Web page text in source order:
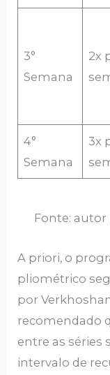
3°
Semana
2x
4°
Semana
3x
Fonte: autor
A priori, o
pliométrico
por
recomendado
entre as séries
intervalo de